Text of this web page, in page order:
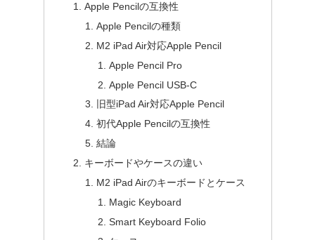
Apple Pencilの互換性
Apple Pencilの種類
M2 iPad Air対応Apple Pencil
Apple Pencil Pro
Apple Pencil USB-C
旧型iPad Air対応Apple Pencil
初代Apple Pencilの互換性
結論
キーボードやケースの違い
M2 iPad Airのキーボードとケース
Magic Keyboard
Smart Keyboard Folio